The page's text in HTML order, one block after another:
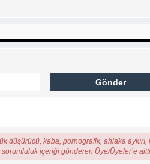
düşürücü, kaba, pornografik, ahlaka aykırı,
içeriği gönderen Üye/Üyeler’e